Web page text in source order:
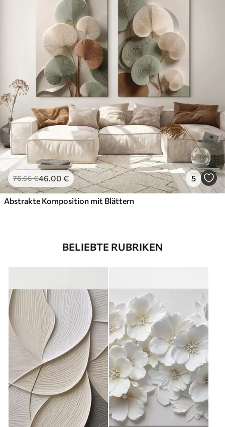
76.66€46.00 € 5
Abstrakte Komposition mit Blättern
BELIEBTE RUBRIKEN